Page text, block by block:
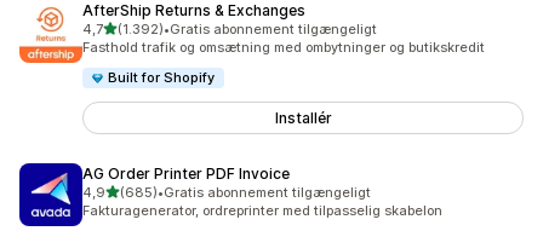
AfterShip Returns & Exchanges
4,7ud af 5 stjerner
(1.392)
1392 anmeldelser i alt
•Gratis abonnement tilgængeligt
Fasthold trafik og omsætning med ombytninger og butikskredit
Built for Shopify
Installér
AG Order Printer PDF Invoice
4,9ud af 5 stjerner
(685)
685 anmeldelser i alt
•Gratis abonnement tilgængeligt
Fakturagenerator, ordreprinter med tilpasselig skabelon